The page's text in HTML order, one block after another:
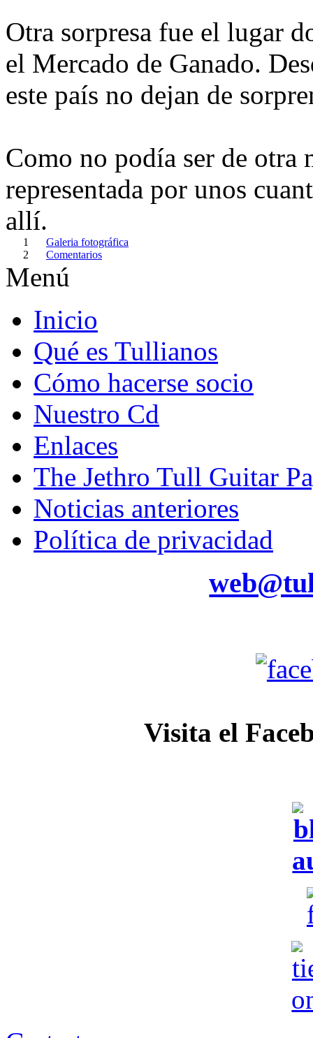
Otra sorpresa fue el lugar
el Mercado de Ganado.
este país no dejan de
Como no podía ser de otra
representada por unos
allí.
1
Galeria fotográfica
2
Comentarios
Menú
Inicio
Qué es Tullianos
Cómo hacerse socio
Nuestro Cd
Enlaces
The Jethro Tull Guitar
Noticias anteriores
Política de privacidad
Visita el